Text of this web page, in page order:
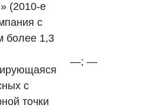
(2010-е
с
более 1,3
с
точки
—; —